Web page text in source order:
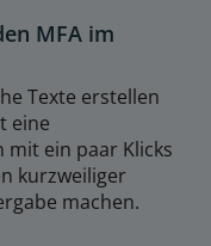
MFA im
Texte erstellen
eine
mit ein paar Klicks
kurzweiliger
machen.